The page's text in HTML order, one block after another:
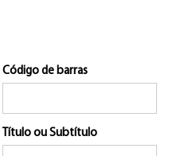
Código de barras
Título ou Subtítulo